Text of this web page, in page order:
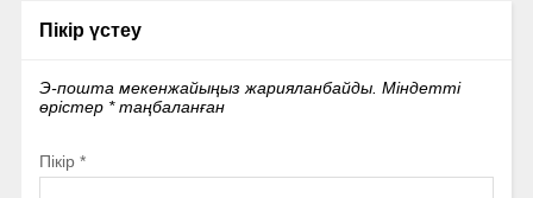
Пікір үстеу
Э-пошта мекенжайыңыз жарияланбайды. Міндетті
өрістер *таңбаланған
Пікір *